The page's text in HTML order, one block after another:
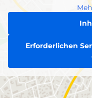
Erforderlichen